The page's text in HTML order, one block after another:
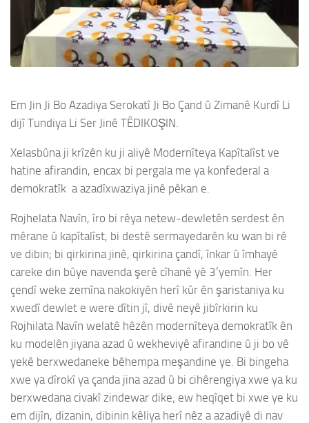
Em Jin Ji Bo Azadiya Serokatî Ji Bo Çand û Zimanê Kurdî Li
dijî Tundiya Li Ser Jinê TÊDIKOŞIN.
Xelasbûna ji krîzên ku ji aliyê Modernîteya Kapîtalîst ve
hatine afirandin, encax bi pergala me ya konfederal a
demokratîk a azadîxwaziya jinê pêkan e.
Rojhelata Navîn, îro bi rêya netew-dewletên serdest ên
mêrane û kapîtalîst, bi destê sermayedarên ku wan bi rê
ve dibin; bi qirkirina jinê, qirkirina çandî, înkar û îmhayê
careke din bûye navenda şerê cîhanê yê 3’yemîn. Her
çendî weke zemîna nakokiyên herî kûr ên şaristaniya ku
xwedî dewlet e were dîtin jî, divê neyê jibîrkirin ku
Rojhilata Navîn welatê hêzên modernîteya demokratîk ên
ku modelên jiyana azad û wekheviyê afirandine û ji bo vê
yekê berxwedaneke bêhempa meşandine ye. Bi bingeha
xwe ya dîrokî ya çanda jina azad û bi cihêrengiya xwe ya ku
berxwedana civakî zindewar dike; ew heqîqet bi xwe ye ku
em dijîn, dizanin, dibinin kêliya herî nêz a azadiyê di nav